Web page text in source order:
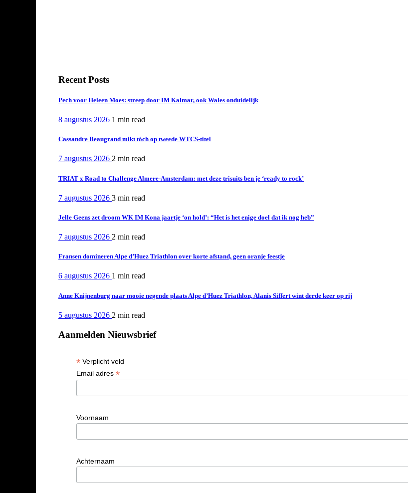
Recent Posts
Pech voor Heleen Moes: streep door IM Kalmar, ook Wales onduidelijk
8 augustus 2026 1 min read
Cassandre Beaugrand mikt tóch op tweede WTCS-titel
7 augustus 2026 2 min read
TRIAT x Road to Challenge Almere-Amsterdam: met deze trisuits ben je ‘ready to rock’
7 augustus 2026 3 min read
Jelle Geens zet droom WK IM Kona jaartje ‘on hold’: “Het is het enige doel dat ik nog heb”
7 augustus 2026 2 min read
Fransen domineren Alpe d’Huez Triathlon over korte afstand, geen oranje feestje
6 augustus 2026 1 min read
Anne Knijnenburg naar mooie negende plaats Alpe d’Huez Triathlon, Alanis Siffert wint derde keer op rij
5 augustus 2026 2 min read
Aanmelden Nieuwsbrief
* Verplicht veld
Email adres *
Voornaam
Achternaam